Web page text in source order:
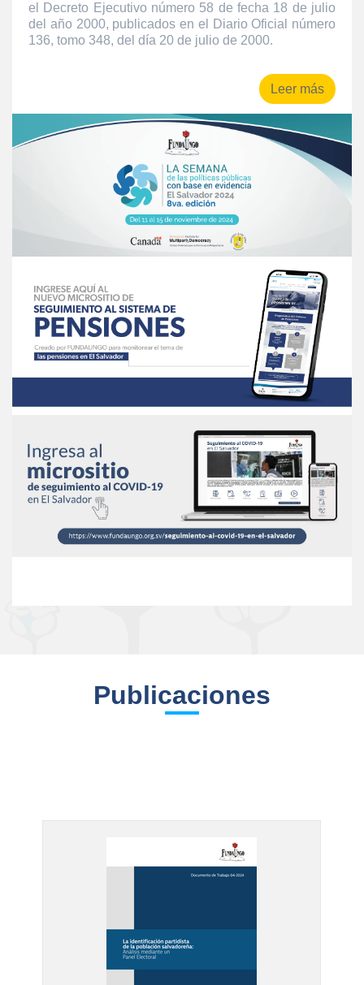
el Decreto Ejecutivo número 58 de fecha 18 de julio
del año 2000, publicados en el Diario Oficial número
136, tomo 348, del día 20 de julio de 2000.
Leer más
Publicaciones